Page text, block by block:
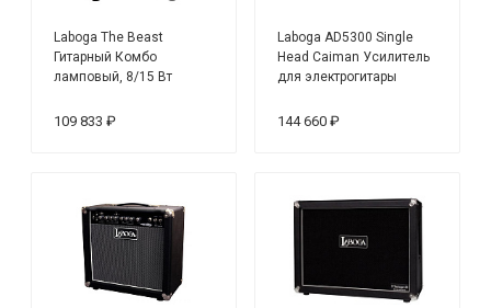
Laboga The Beast
Гитарный Комбо
ламповый, 8/15 Вт
109 833 ₽
Laboga AD5300 Single
Head Caiman Усилитель
для электрогитары
144 660 ₽